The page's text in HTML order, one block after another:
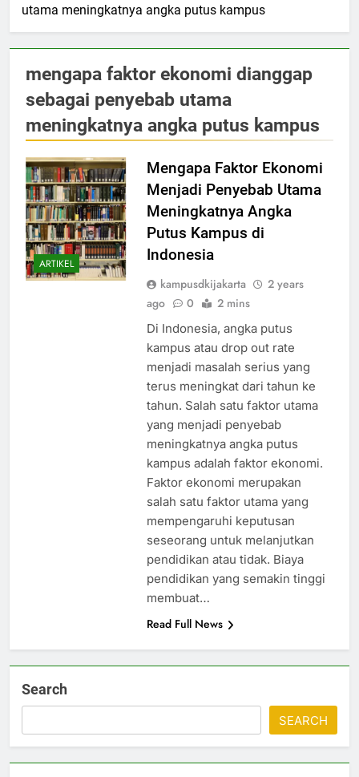
utama meningkatnya angka putus kampus
mengapa faktor ekonomi dianggap
sebagai penyebab utama
meningkatnya angka putus kampus
ARTIKEL
Mengapa Faktor Ekonomi
Menjadi Penyebab Utama
Meningkatnya Angka
Putus Kampus di
Indonesia
kampusdkijakarta
2 years
ago
0 2 mins
Di Indonesia, angka putus
kampus atau drop out rate
menjadi masalah serius yang
terus meningkat dari tahun ke
tahun. Salah satu faktor utama
yang menjadi penyebab
meningkatnya angka putus
kampus adalah faktor ekonomi.
Faktor ekonomi merupakan
salah satu faktor utama yang
mempengaruhi keputusan
seseorang untuk melanjutkan
pendidikan atau tidak. Biaya
pendidikan yang semakin tinggi
membuat…
Read Full News
Search
SEARCH